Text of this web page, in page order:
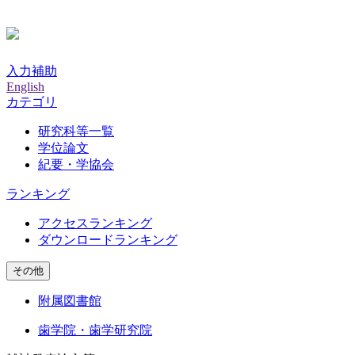
入力補助
English
カテゴリ
研究科等一覧
学位論文
紀要・学協会
ランキング
アクセスランキング
ダウンロードランキング
その他
附属図書館
歯学院・歯学研究院